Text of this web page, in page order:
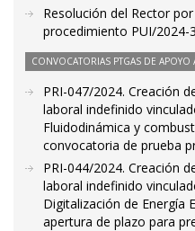
Resolución del Rector
procedimiento PUI/2024-
CONVOCATORIAS PTGAS DE APOYO
PRI-047/2024. Creación
laboral indefinido
Fluidodinámica y
convocatoria de prueba
PRI-044/2024. Creación
laboral indefinido
Digitalización de Energía
apertura de plazo para